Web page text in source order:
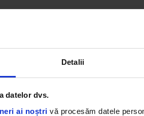
Detalii
datelor dvs.
ai noștri vă procesăm datele